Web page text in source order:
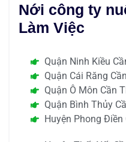
Nới công ty
Làm Việc
Quận Ninh Kiều
Quận Cái Răng
Quận Ô Môn Cần
Quận Bình Thủy
Huyện Phong Điền